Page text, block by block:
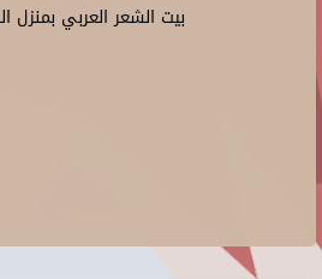
بيت الشعر العربي بمنزل